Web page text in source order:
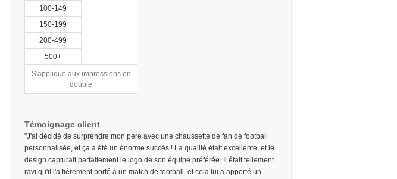
100-149
150-199
200-499
500+
S'applique aux impressions en
double
Témoignage client
"J'ai décidé de surprendre mon père avec une chaussette de fan de football
personnalisée, et ça a été un énorme succès ! La qualité était excellente, et le
design capturait parfaitement le logo de son équipe préférée. Il était tellement
ravi qu'il l'a fièrement porté à un match de football, et cela lui a apporté un